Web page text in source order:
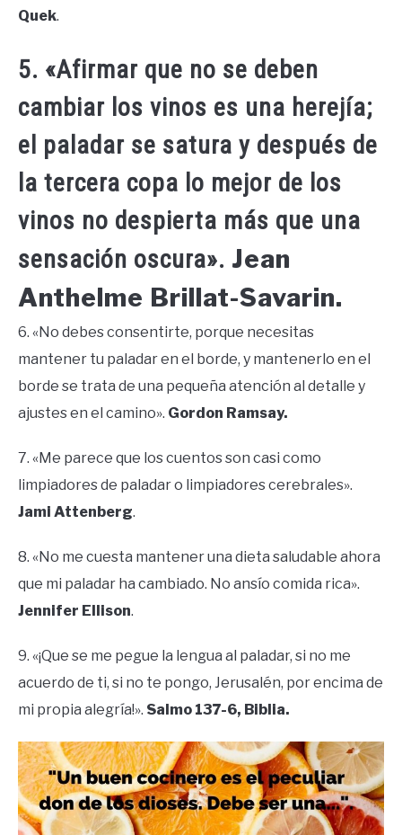
Quek.
5. «Afirmar que no se deben
cambiar los vinos es una herejía;
el paladar se satura y después de
la tercera copa lo mejor de los
vinos no despierta más que una
sensación oscura». Jean
Anthelme Brillat-Savarin.
6. «No debes consentirte, porque necesitas
mantener tu paladar en el borde, y mantenerlo en el
borde se trata de una pequeña atención al detalle y
ajustes en el camino». Gordon Ramsay.
7. «Me parece que los cuentos son casi como
limpiadores de paladar o limpiadores cerebrales».
Jami Attenberg.
8. «No me cuesta mantener una dieta saludable ahora
que mi paladar ha cambiado. No ansío comida rica».
Jennifer Ellison.
9. «¡Que se me pegue la lengua al paladar, si no me
acuerdo de ti, si no te pongo, Jerusalén, por encima de
mi propia alegría!». Salmo 137-6, Biblia.